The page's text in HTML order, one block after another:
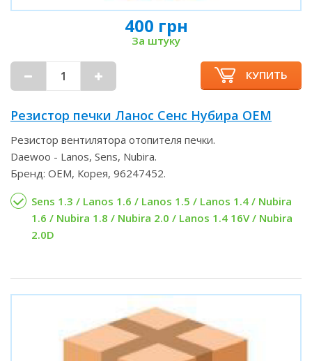
400 грн
За штуку
КУПИТЬ
Резистор печки Ланос Сенс Нубира OEM
Резистор вентилятора отопителя печки.
Daewoo - Lanos, Sens, Nubira.
Бренд: OEM, Корея, 96247452.
Sens 1.3 / Lanos 1.6 / Lanos 1.5 / Lanos 1.4 / Nubira
1.6 / Nubira 1.8 / Nubira 2.0 / Lanos 1.4 16V / Nubira
2.0D